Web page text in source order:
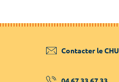
Contacter le CHU